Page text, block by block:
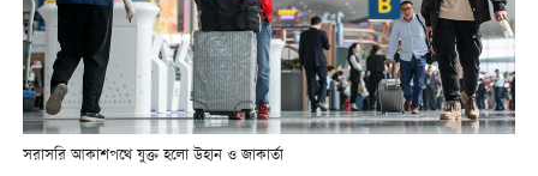
সরাসরি আকাশপথে যুক্ত হলো উহান ও জাকার্তা